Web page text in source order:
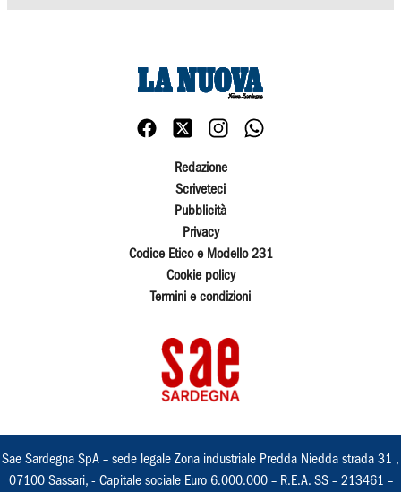
Redazione
Scriveteci
Pubblicità
Privacy
Codice Etico e Modello 231
Cookie policy
Termini e condizioni
Sae Sardegna SpA – sede legale Zona industriale Predda Niedda strada 31 ,
07100 Sassari, - Capitale sociale Euro 6.000.000 – R.E.A. SS – 213461 –